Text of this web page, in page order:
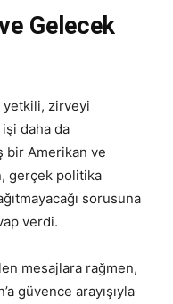
Gelecek
yetkili, zirveyi
daha da
bir Amerikan ve
gerçek politika
sorusuna
verdi.
mesajlara rağmen,
güvence arayışıyla